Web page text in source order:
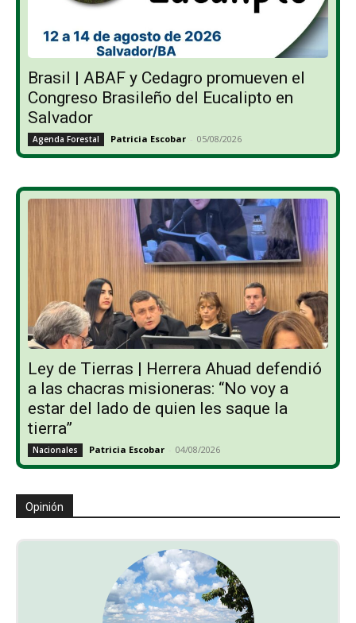
Brasil | ABAF y Cedagro promueven el
Congreso Brasileño del Eucalipto en
Salvador
Agenda Forestal Patricia Escobar - 05/08/2026
Ley de Tierras | Herrera Ahuad defendió
a las chacras misioneras: “No voy a
estar del lado de quien les saque la
tierra”
Nacionales Patricia Escobar - 04/08/2026
Opinión